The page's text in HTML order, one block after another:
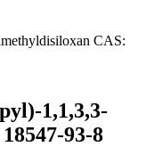
CAS:
1,1,3,3-
93-8